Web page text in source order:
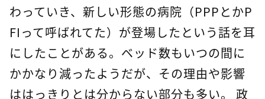
わっていき、新しい形態の病院（PPPとかP
FIって呼ばれてた）が登場したという話を耳
にしたことがある。ベッド数もいつの間に
かかなり減ったようだが、その理由や影響
ははっきりとは分からない部分も多い。 政